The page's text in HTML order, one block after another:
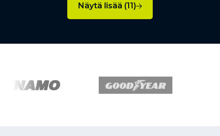
Näytä lisää (11)